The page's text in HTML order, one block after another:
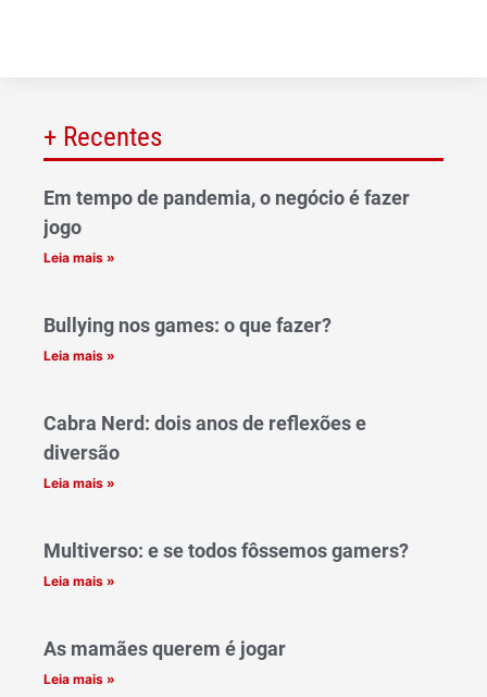
+ Recentes
Em tempo de pandemia, o negócio é fazer
jogo
Leia mais »
Bullying nos games: o que fazer?
Leia mais »
Cabra Nerd: dois anos de reflexões e
diversão
Leia mais »
Multiverso: e se todos fôssemos gamers?
Leia mais »
As mamães querem é jogar
Leia mais »